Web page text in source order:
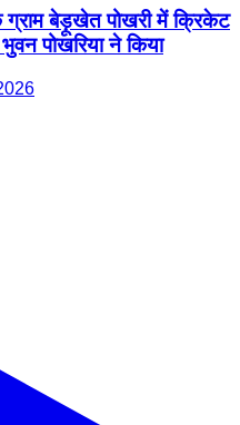
बेड़ूखेत पोखरी में क्रिकेट
पोखरिया ने किया